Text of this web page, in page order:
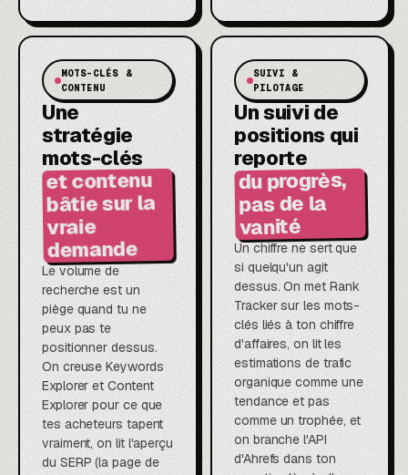
MOTS-CLÉS &
CONTENU
Une
stratégie
mots-clés
et contenu
bâtie sur la
vraie
demande
Le volume de
recherche est un
piège quand tu ne
peux pas te
positionner dessus.
On creuse Keywords
Explorer et Content
Explorer pour ce que
tes acheteurs tapent
vraiment, on lit l'aperçu
du SERP (la page de
SUIVI &
PILOTAGE
Un suivi de
positions qui
reporte
du progrès,
pas de la
vanité
Un chiffre ne sert que
si quelqu'un agit
dessus. On met Rank
Tracker sur les mots-
clés liés à ton chiffre
d'affaires, on lit les
estimations de trafic
organique comme une
tendance et pas
comme un trophée, et
on branche l'API
d'Ahrefs dans ton